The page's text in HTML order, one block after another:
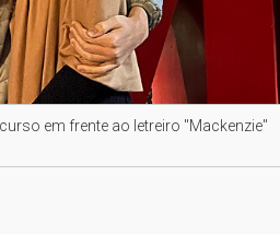
em frente ao letreiro "Mackenzie"